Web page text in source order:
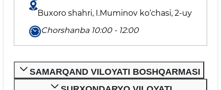
Buxoro shahri, I.Muminov ko‘chasi, 2-uy
Chorshanba 10:00 - 12:00
SAMARQAND VILOYATI BOSHQARMASI